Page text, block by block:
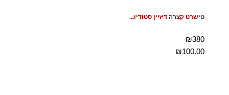
טישרט קצרה דיזיין סטודיו...
₪380
₪100.00